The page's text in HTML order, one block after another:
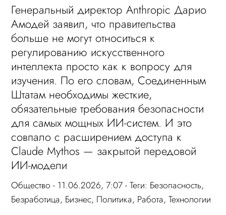
Генеральный директор Anthropic Дарио
Амодей заявил, что правительства
больше не могут относиться к
регулированию искусственного
интеллекта просто как к вопросу для
изучения. По его словам, Соединенным
Штатам необходимы жесткие,
обязательные требования безопасности
для самых мощных ИИ-систем. И это
совпало с расширением доступа к
Claude Mythos — закрытой передовой
ИИ-модели
Общество - 11.06.2026, 7:07 - Теги: Безопасность,
Безработица, Бизнес, Политика, Работа,Технологии